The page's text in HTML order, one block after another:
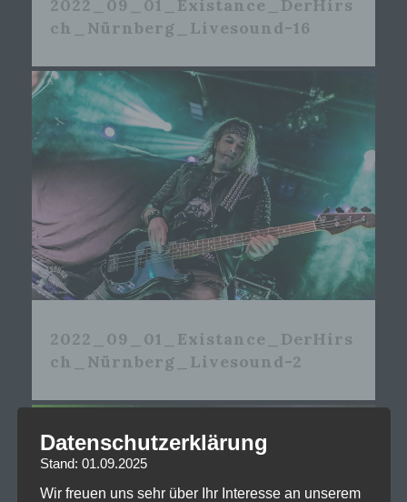
2022_09_01_Existance_DerHirs
ch_Nürnberg_Livesound-16
2022_09_01_Existance_DerHirs
ch_Nürnberg_Livesound-2
Datenschutzerklärung
Stand: 01.09.2025
Wir freuen uns sehr über Ihr Interesse an unserem